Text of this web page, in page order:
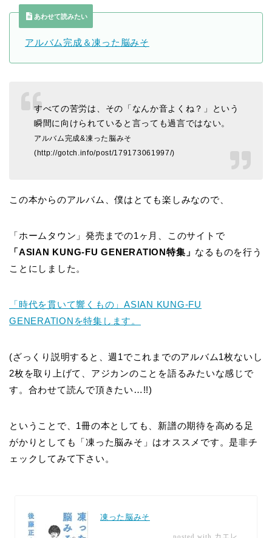
あわせて読みたい
アルバム完成＆凍った脳みそ
すべての苦労は、その「なんか音よくね？」という
瞬間に向けられていると言っても過言ではない。
アルバム完成&凍った脳みそ
(http://gotch.info/post/179173061997/)
この本からのアルバム、僕はとても楽しみなので、
「ホームタウン」発売までの1ヶ月、このサイトで
「ASIAN KUNG-FU GENERATION特集」 なるものを行う
ことにしました。
「時代を貫いて響くもの」ASIAN KUNG-FU
GENERATION を特集します。
(ざっくり説明すると、週1でこれまでのアルバム1枚ないし
2枚を取り上げて、アジカンのことを語るみたいな感じで
す。合わせて読んで頂きたい…!!)
ということで、1冊の本としても、新譜の期待を高める足
がかりとしても「凍った脳みそ」はオススメです。是非チ
ェックしてみて下さい。
凍った脳みそ
posted with カエレ